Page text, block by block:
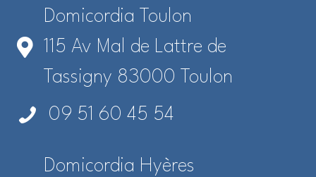
Domicordia Toulon
115 Av Mal de Lattre de
Tassigny 83000 Toulon
09 51 60 45 54
Domicordia Hyères